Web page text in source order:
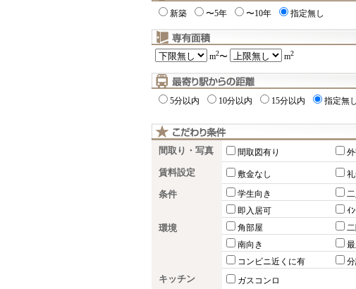
新築 〜5年 〜10年 指定無し
m2〜 m2
5分以内 10分以内 15分以内 指定無し
間取り・写真 間取図有り
賃料設定 敷金なし
条件 学生向き
即入居可
ｲ
環境 角部屋
南向き
コンビニ近くに有
キッチン ガスコンロ